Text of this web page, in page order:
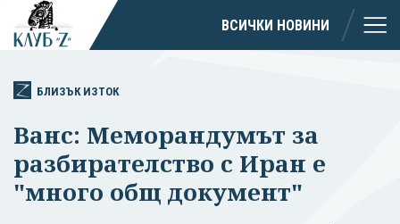
ВСИЧКИ НОВИНИ
БЛИЗЪК ИЗТОК
Ванс: Меморандумът за
разбирателство с Иран е
"много общ документ"